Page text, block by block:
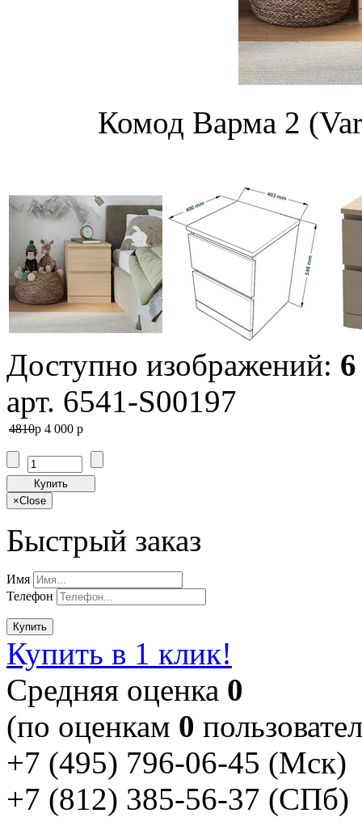
Комод Варма 2
Доступно изображений: 6
арт. 6541-S00197
4810p 4 000 p
Купить
×Close
Быстрый заказ
Имя
Телефон
Купить
Купить в 1 клик!
Cредняя оценка 0
(по оценкам 0
+7 (495) 796-06-45 (Мск)
+7 (812) 385-56-37 (СПб)